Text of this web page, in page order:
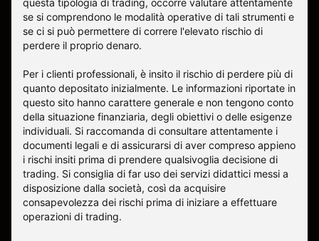
questa tipologia di trading, occorre valutare attentamente
se si comprendono le modalità operative di tali strumenti e
se ci si può permettere di correre l'elevato rischio di
perdere il proprio denaro.
Per i clienti professionali, è insito il rischio di perdere più di
quanto depositato inizialmente. Le informazioni riportate in
questo sito hanno carattere generale e non tengono conto
della situazione finanziaria, degli obiettivi o delle esigenze
individuali. Si raccomanda di consultare attentamente i
documenti legali e di assicurarsi di aver compreso appieno
i rischi insiti prima di prendere qualsivoglia decisione di
trading. Si consiglia di far uso dei servizi didattici messi a
disposizione dalla società, così da acquisire
consapevolezza dei rischi prima di iniziare a effettuare
operazioni di trading.